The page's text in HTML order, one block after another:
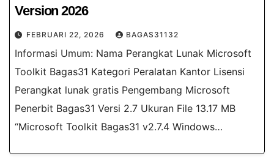
Version 2026
FEBRUARI 22, 2026 BAGAS31132
Informasi Umum: Nama Perangkat Lunak Microsoft
Toolkit Bagas31 Kategori Peralatan Kantor Lisensi
Perangkat lunak gratis Pengembang Microsoft
Penerbit Bagas31 Versi 2.7 Ukuran File 13.17 MB
“Microsoft Toolkit Bagas31​ v2.7.4 Windows…